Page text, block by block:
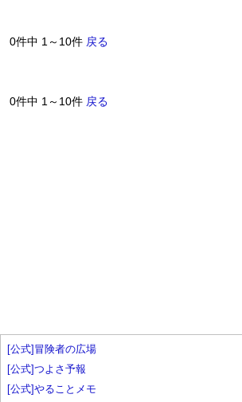
0件中 1～10件 戻る
0件中 1～10件 戻る
[公式]冒険者の広場
[公式]つよさ予報
[公式]やることメモ